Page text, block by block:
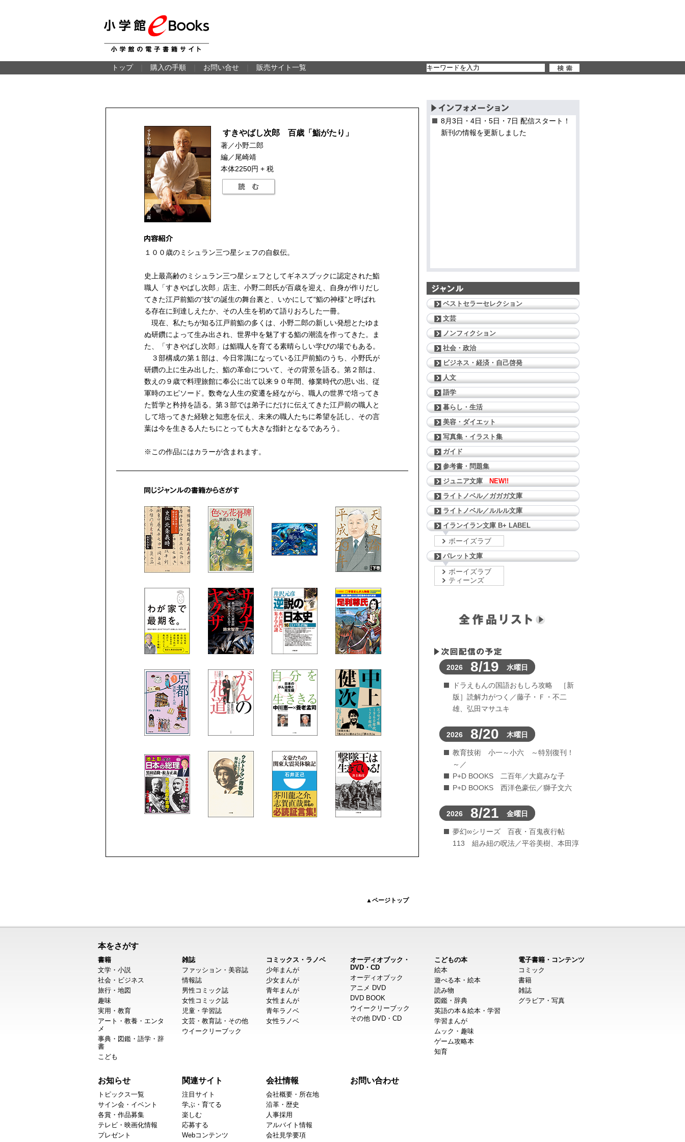
トップ 購入の手順 お問い合せ 販売サイト一覧
すきやばし次郎 百歳「鮨がたり」
著／小野二郎
編／尾崎靖
本体2250円 + 税
１００歳のミシュラン三つ星シェフの自叙伝。
史上最高齢のミシュラン三つ星シェフとしてギネスブックに認定された鮨
職人「すきやばし次郎」店主、小野二郎氏が百歳を迎え、自身が作りだし
てきた江戸前鮨の“技”の誕生の舞台裏と、いかにして“鮨の神様”と呼ばれ
る存在に到達しえたか、その人生を初めて語りおろした一冊。
現在、私たちが知る江戸前鮨の多くは、小野二郎の新しい発想とたゆま
ぬ研鑽によって生み出され、世界中を魅了する鮨の潮流を作ってきた。ま
た、「すきやばし次郎」は鮨職人を育てる素晴らしい学びの場でもある。
３部構成の第１部は、今日常識になっている江戸前鮨のうち、小野氏が
研鑽の上に生み出した、鮨の革命について、その背景を語る。第２部は、
数えの９歳で料理旅館に奉公に出て以来９０年間、修業時代の思い出、従
軍時のエピソード。数奇な人生の変遷を経ながら、職人の世界で培ってき
た哲学と矜持を語る。第３部では弟子にだけに伝えてきた江戸前の職人と
して培ってきた経験と知恵を伝え、未来の職人たちに希望を託し、その言
葉は今を生きる人たちにとっても大きな指針となるであろう。
※この作品にはカラーが含まれます。
▲ページトップ
8月3日・4日・5日・7日 配信スタート！
新刊の情報を更新しました
ベストセラーセレクション
文芸
ノンフィクション
社会・政治
ビジネス・経済・自己啓発
人文
語学
暮らし・生活
美容・ダイエット
写真集・イラスト集
ガイド
参考書・問題集
ジュニア文庫
NEW!!
ライトノベル／ガガガ文庫
ライトノベル／ルルル文庫
イランイラン文庫 B+ LABEL
ボーイズラブ
パレット文庫
ボーイズラブ
ティーンズ
2026 8/19 水曜日
ドラえもんの国語おもしろ攻略 ［新
版］読解力がつく／藤子・Ｆ・不二
雄、弘田マサユキ
2026 8/20 木曜日
教育技術 小一～小六 ～特別復刊！
～／
P+D BOOKS 二百年／大庭みな子
P+D BOOKS 西洋色豪伝／獅子文六
2026 8/21 金曜日
夢幻∞シリーズ 百夜・百鬼夜行帖
113 組み紐の呪法／平谷美樹、本田淳
本をさがす
書籍
文学・小説
社会・ビジネス
旅行・地図
趣味
実用・教育
アート・教養・エンタ
メ
事典・図鑑・語学・辞
書
こども
雑誌
ファッション・美容誌
情報誌
男性コミック誌
女性コミック誌
児童・学習誌
文芸・教育誌・その他
ウイークリーブック
コミックス・ラノベ
少年まんが
少女まんが
青年まんが
女性まんが
青年ラノベ
女性ラノベ
オーディオブック・
DVD・CD
オーディオブック
アニメ DVD
DVD BOOK
ウイークリーブック
その他 DVD・CD
こどもの本
絵本
遊べる本・絵本
読み物
図鑑・辞典
英語の本＆絵本・学習
学習まんが
ムック・趣味
ゲーム攻略本
知育
電子書籍・コンテンツ
コミック
書籍
雑誌
グラビア・写真
お知らせ
トピックス一覧
サイン会・イベント
各賞・作品募集
テレビ・映画化情報
プレゼント
関連サイト
注目サイト
学ぶ・育てる
楽しむ
応募する
Webコンテンツ
会社情報
会社概要・所在地
沿革・歴史
人事採用
アルバイト情報
会社見学要項
お問い合わせ